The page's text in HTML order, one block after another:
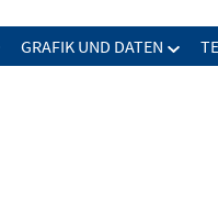
GRAFIK UND DATEN